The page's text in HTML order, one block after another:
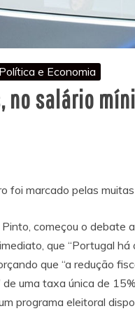
Política e Economia
no salário
foi marcado pelas
começou o debate
que “Portugal
que “a redução
uma taxa única de
programa eleitoral